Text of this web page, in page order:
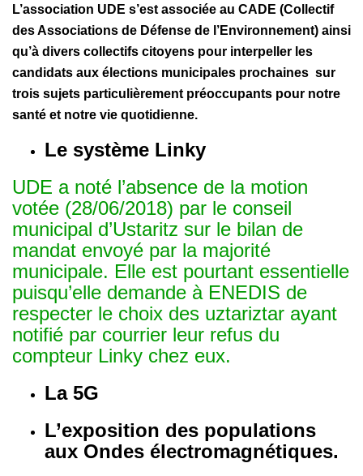
L’association UDE s’est associée au CADE (Collectif
des Associations de Défense de l’Environnement) ainsi
qu’à divers collectifs citoyens pour interpeller les
candidats aux élections municipales prochaines sur
trois sujets particulièrement préoccupants pour notre
santé et notre vie quotidienne.
Le système Linky
UDE a noté l’absence de la motion
votée (28/06/2018) par le conseil
municipal d’Ustaritz sur le bilan de
mandat envoyé par la majorité
municipale. Elle est pourtant essentielle
puisqu’elle demande à ENEDIS de
respecter le choix des uztariztar ayant
notifié par courrier leur refus du
compteur Linky chez eux.
La 5G
L’exposition des populations
aux Ondes électromagnétiques.